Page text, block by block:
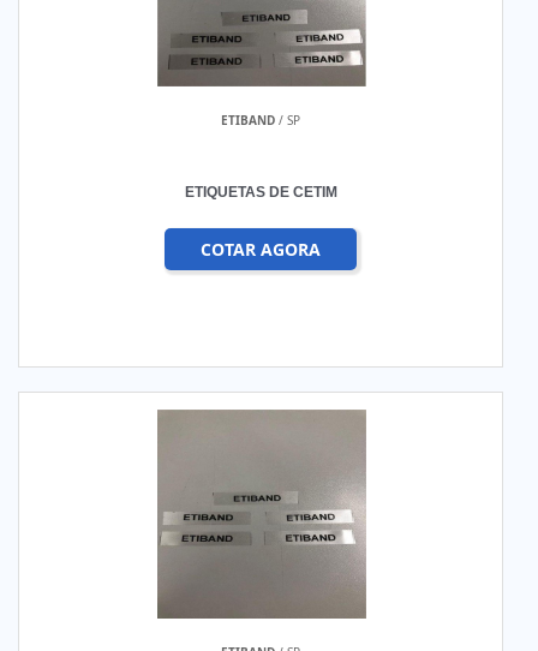
ETIBAND / SP
ETIQUETAS DE CETIM
COTAR AGORA